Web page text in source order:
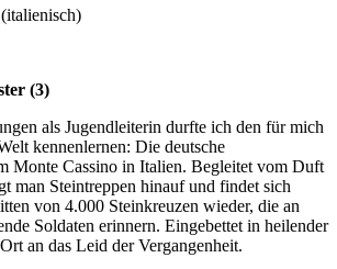
(3)
als Jugendleiterin durfte ich den für mich
kennenlernen: Die deutsche
Monte Cassino in Italien. Begleitet vom Duft
man Steintreppen hinauf und findet sich
von 4.000 Steinkreuzen wieder, die an
Soldaten erinnern. Eingebettet in heilender
an das Leid der Vergangenheit.